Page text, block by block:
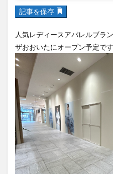
記事を保存
人気レディースアパレルブラ
ザおおいたにオープン予定です
ビアガーデン
ヘルシー
ペスカトーレ
ホーバークラフト
ミヤ
ラバーダック
ランチ
リンクスクエア
レトロ
中央町
中津市 中
佐伯市
佐伯市ランチ
保護猫
催事
別府市
別府観光
古着
台湾料理 和